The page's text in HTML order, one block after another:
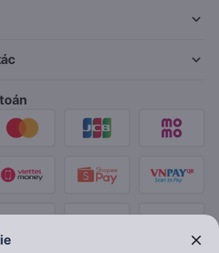
keyboard_arrow_down
keyboard_arrow_down
close